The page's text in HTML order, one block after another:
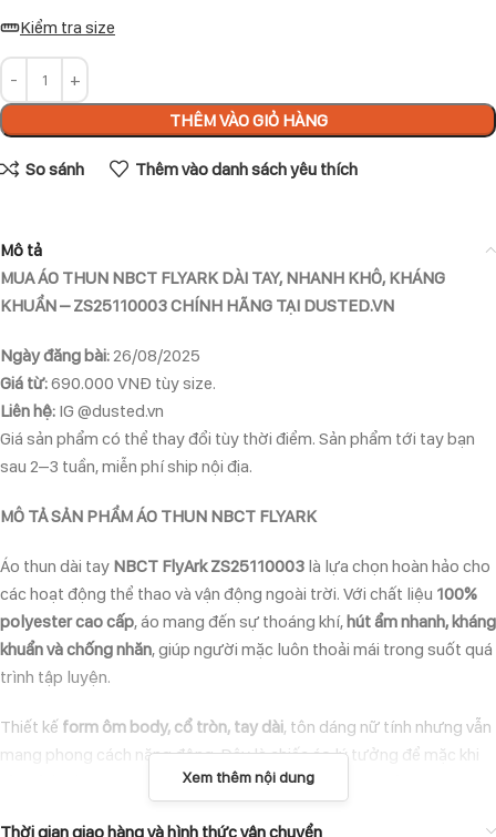
Kiểm tra size
THÊM VÀO GIỎ HÀNG
So sánh Thêm vào danh sách yêu thích
Mô tả
MUA ÁO THUN NBCT FLYARK DÀI TAY, NHANH KHÔ, KHÁNG
KHUẨN – ZS25110003 CHÍNH HÃNG TẠI DUSTED.VN
Ngày đăng bài:26/08/2025
Giá từ:690.000 VNĐ tùy size.
Liên hệ: IG @dusted.vn
Giá sản phẩm có thể thay đổi tùy thời điểm. Sản phẩm tới tay bạn
sau 2–3 tuần, miễn phí ship nội địa.
MÔ TẢ SẢN PHẨM ÁO THUN NBCT FLYARK
Áo thun dài tay NBCT FlyArk ZS25110003 là lựa chọn hoàn hảo cho
các hoạt động thể thao và vận động ngoài trời. Với chất liệu 100%
polyester cao cấp, áo mang đến sự thoáng khí,hút ẩm nhanh, kháng
khuẩn và chống nhăn, giúp người mặc luôn thoải mái trong suốt quá
trình tập luyện.
Thiết kế form ôm body, cổ tròn, tay dài, tôn dáng nữ tính nhưng vẫn
mang phong cách năng động. Đây là chiếc áo lý tưởng để mặc khi
chạy bộ, tập gym, yoga, trekking hoặc mặc thường ngày
ĐẶC ĐIỂM NỔI BẬT
Xem thêm nội dung
Thời gian giao hàng và hình thức vận chuyển